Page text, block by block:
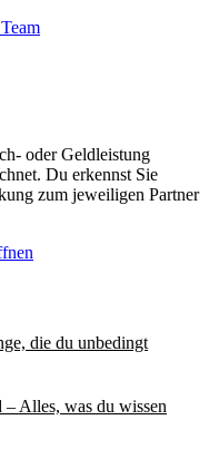
oder Geldleistung
Du erkennst Sie
zum jeweiligen Partner
die du unbedingt
Alles, was du wissen